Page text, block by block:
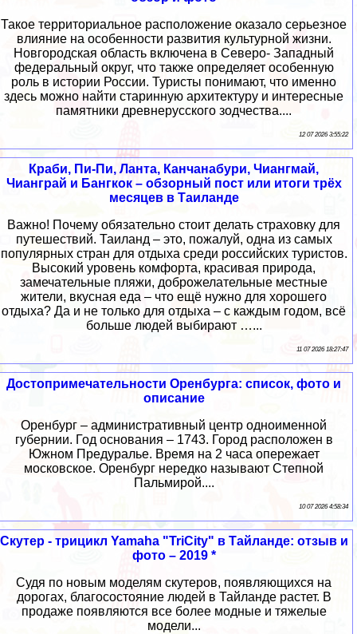
Такое территориальное расположение оказало серьезное
влияние на особенности развития культурной жизни.
Новгородская область включена в Северо- Западный
федеральный округ, что также определяет особенную
роль в истории России. Туристы понимают, что именно
здесь можно найти старинную архитектуру и интересные
памятники древнерусского зодчества....
12 07 2026 3:55:22
Краби, Пи-Пи, Ланта, Канчанабури, Чиангмай,
Чианграй и Бангкок – обзорный пост или итоги трёх
месяцев в Таиланде
Важно! Почему обязательно стоит делать страховку для
путешествий. Таиланд – это, пожалуй, одна из самых
популярных стран для отдыха среди российских туристов.
Высокий уровень комфорта, красивая природа,
замечательные пляжи, доброжелательные местные
жители, вкусная еда – что ещё нужно для хорошего
отдыха? Да и не только для отдыха – с каждым годом, всё
больше людей выбирают …...
11 07 2026 18:27:47
Достопримечательности Оренбурга: список, фото и
описание
Оренбург – административный центр одноименной
губернии. Год основания – 1743. Город расположен в
Южном Предуралье. Время на 2 часа опережает
московское. Оренбург нередко называют Степной
Пальмирой....
10 07 2026 4:58:34
Скутер - трицикл Yamaha "TriCity" в Тайланде: отзыв и
фото – 2019 *
Судя по новым моделям скутеров, появляющихся на
дорогах, благосостояние людей в Тайланде растет. В
продаже появляются все более модные и тяжелые
модели...